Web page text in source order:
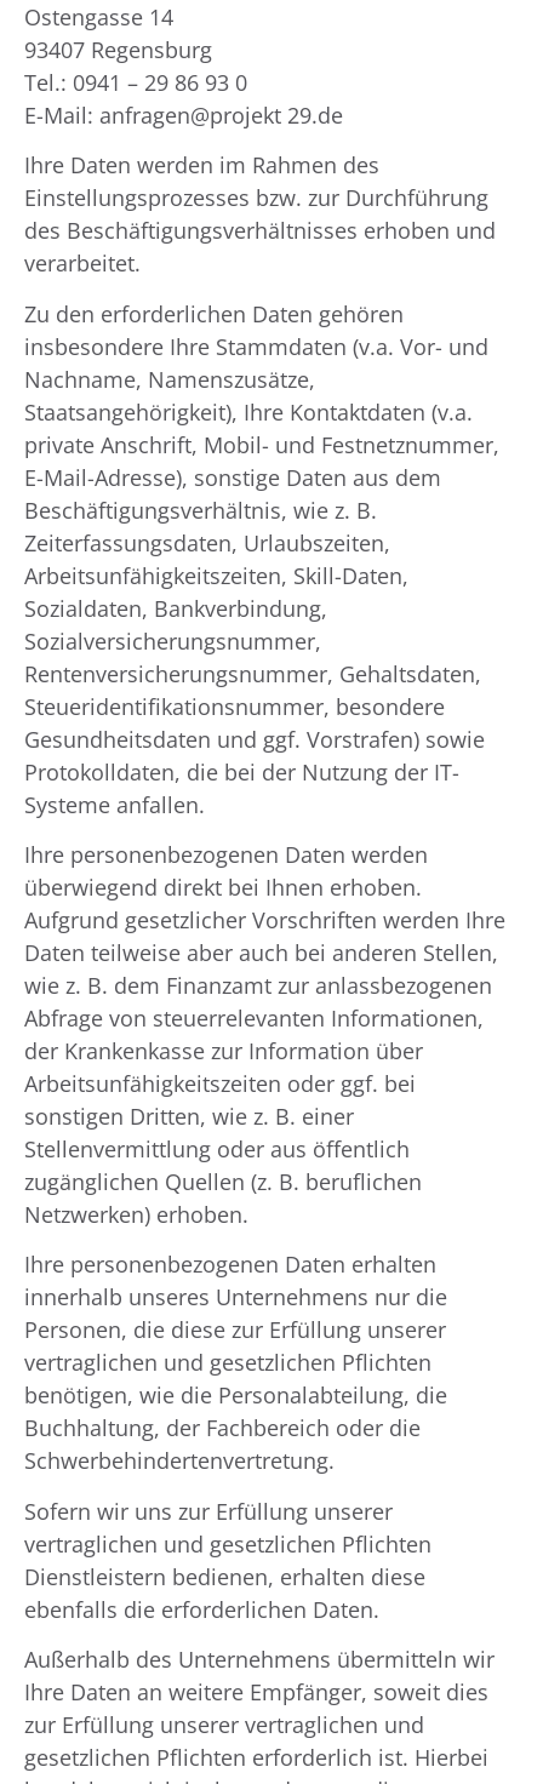
Ostengasse 14
93407 Regensburg
Tel.: 0941 – 29 86 93 0
E-Mail: anfragen@projekt 29.de
Ihre Daten werden im Rahmen des
Einstellungsprozesses bzw. zur Durchführung
des Beschäftigungsverhältnisses erhoben und
verarbeitet.
Zu den erforderlichen Daten gehören
insbesondere Ihre Stammdaten (v.a. Vor- und
Nachname, Namenszusätze,
Staatsangehörigkeit), Ihre Kontaktdaten (v.a.
private Anschrift, Mobil- und Festnetznummer,
E-Mail-Adresse), sonstige Daten aus dem
Beschäftigungsverhältnis, wie z. B.
Zeiterfassungsdaten, Urlaubszeiten,
Arbeitsunfähigkeitszeiten, Skill-Daten,
Sozialdaten, Bankverbindung,
Sozialversicherungsnummer,
Rentenversicherungsnummer, Gehaltsdaten,
Steueridentifikationsnummer, besondere
Gesundheitsdaten und ggf. Vorstrafen) sowie
Protokolldaten, die bei der Nutzung der IT-
Systeme anfallen.
Ihre personenbezogenen Daten werden
überwiegend direkt bei Ihnen erhoben.
Aufgrund gesetzlicher Vorschriften werden Ihre
Daten teilweise aber auch bei anderen Stellen,
wie z. B. dem Finanzamt zur anlassbezogenen
Abfrage von steuerrelevanten Informationen,
der Krankenkasse zur Information über
Arbeitsunfähigkeitszeiten oder ggf. bei
sonstigen Dritten, wie z. B. einer
Stellenvermittlung oder aus öffentlich
zugänglichen Quellen (z. B. beruflichen
Netzwerken) erhoben.
Ihre personenbezogenen Daten erhalten
innerhalb unseres Unternehmens nur die
Personen, die diese zur Erfüllung unserer
vertraglichen und gesetzlichen Pflichten
benötigen, wie die Personalabteilung, die
Buchhaltung, der Fachbereich oder die
Schwerbehindertenvertretung.
Sofern wir uns zur Erfüllung unserer
vertraglichen und gesetzlichen Pflichten
Dienstleistern bedienen, erhalten diese
ebenfalls die erforderlichen Daten.
Außerhalb des Unternehmens übermitteln wir
Ihre Daten an weitere Empfänger, soweit dies
zur Erfüllung unserer vertraglichen und
gesetzlichen Pflichten erforderlich ist. Hierbei